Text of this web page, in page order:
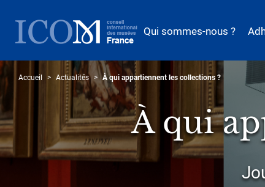
contenu
principal
Qui sommes-nous ?
Accueil Actualités À qui appartiennent les collections ?
À qui